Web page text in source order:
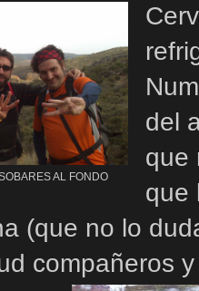
AL FONDO
del
que
que
(que no lo
compañeros